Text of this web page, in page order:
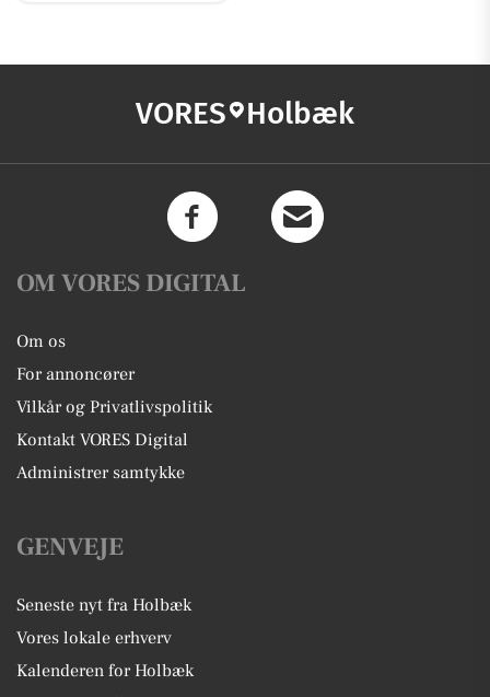
VORES Holbæk
OM VORES DIGITAL
Om os
For annoncører
Vilkår og Privatlivspolitik
Kontakt VORES Digital
Administrer samtykke
GENVEJE
Seneste nyt fra Holbæk
Vores lokale erhverv
Kalenderen for Holbæk